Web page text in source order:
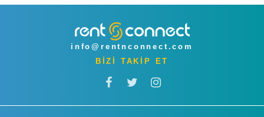
info@rentnconnect.com
BİZİ TAKİP ET